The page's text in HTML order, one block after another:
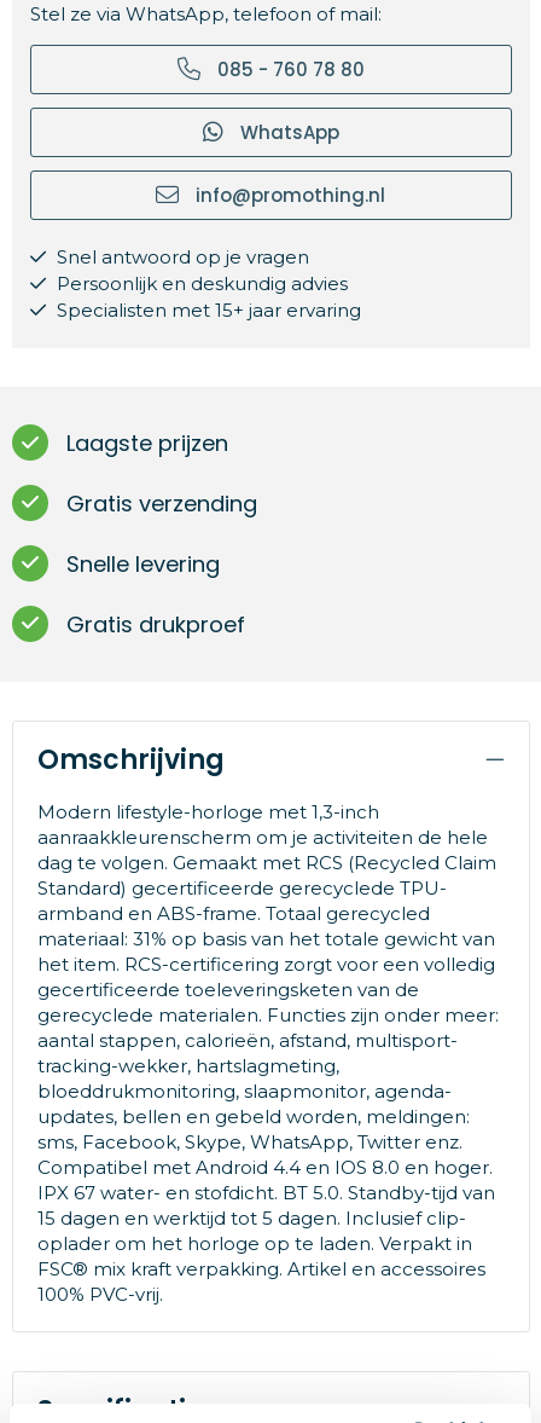
Stel ze via WhatsApp, telefoon of mail:
085 - 760 78 80
WhatsApp
info@promothing.nl
Snel antwoord op je vragen
Persoonlijk en deskundig advies
Specialisten met 15+ jaar ervaring
Laagste prijzen
Gratis verzending
Snelle levering
Gratis drukproef
Omschrijving
Modern lifestyle-horloge met 1,3-inch
aanraakkleurenscherm om je activiteiten de hele
dag te volgen. Gemaakt met RCS (Recycled Claim
Standard) gecertificeerde gerecyclede TPU-
armband en ABS-frame. Totaal gerecycled
materiaal: 31% op basis van het totale gewicht van
het item. RCS-certificering zorgt voor een volledig
gecertificeerde toeleveringsketen van de
gerecyclede materialen. Functies zijn onder meer: ​​
aantal stappen, calorieën, afstand, multisport-
tracking-wekker, hartslagmeting,
bloeddrukmonitoring, slaapmonitor, agenda-
updates, bellen en gebeld worden, meldingen:
sms, Facebook, Skype, WhatsApp, Twitter enz.
Compatibel met Android 4.4 en IOS 8.0 en hoger.
IPX 67 water- en stofdicht. BT 5.0. Standby-tijd van
15 dagen en werktijd tot 5 dagen. Inclusief clip-
oplader om het horloge op te laden. Verpakt in
FSC® mix kraft verpakking. Artikel en accessoires
100% PVC-vrij.
Specificaties